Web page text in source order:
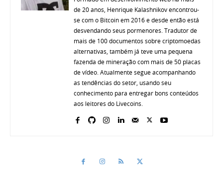
de 20 anos, Henrique Kalashnikov encontrou-
se com o Bitcoin em 2016 e desde então está
desvendando seus pormenores. Tradutor de
mais de 100 documentos sobre criptomoedas
alternativas, também já teve uma pequena
fazenda de mineração com mais de 50 placas
de vídeo. Atualmente segue acompanhando
as tendências do setor, usando seu
conhecimento para entregar bons conteúdos
aos leitores do Livecoins.